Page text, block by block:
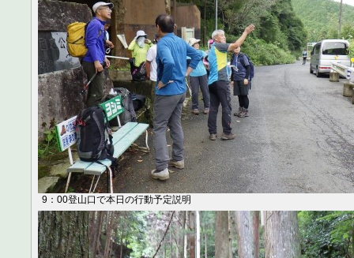
9：00登山口で本日の行動予定説明